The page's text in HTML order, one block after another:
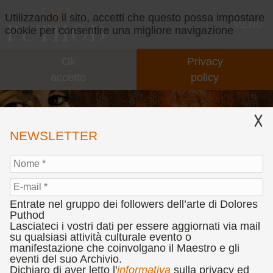
Utilizzando il sito, accetti che questo possa impostare
cookie per consentire una migliore navigazione
Privacy
policy
MENU
L'ALTRA VERITÀ DELLA REALTÀ
GALLERY
CONCEPT
IL CONCEPT
INTERVENTI
COLLABORAZIONI
VIDEO OPERE
EVENTI SPECIALI
PARTNERS
3 SEDI
per raccontare 80
anni di vita per
l'arte
NEWSLETTER
Entrate nel gruppo dei followers dell’arte di Dolores
Puthod
Lasciateci i vostri dati per essere aggiornati via mail
su qualsiasi attività culturale evento o
manifestazione che coinvolgano il Maestro e gli
eventi del suo Archivio.
Dichiaro di aver letto l'informativa sulla privacy ed